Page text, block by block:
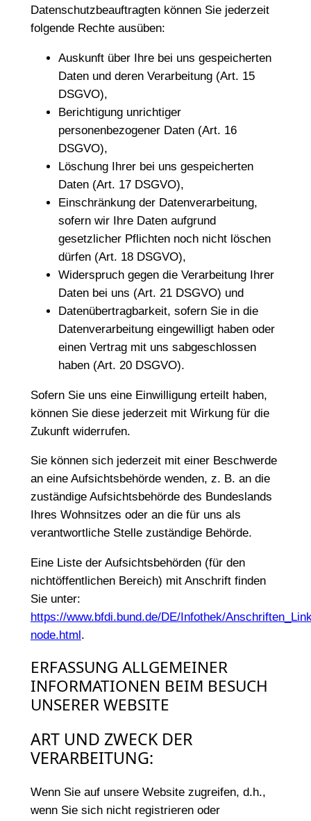
Datenschutzbeauftragten können Sie jederzeit
folgende Rechte ausüben:
Auskunft über Ihre bei uns gespeicherten
Daten und deren Verarbeitung (Art. 15
DSGVO),
Berichtigung unrichtiger
personenbezogener Daten (Art. 16
DSGVO),
Löschung Ihrer bei uns gespeicherten
Daten (Art. 17 DSGVO),
Einschränkung der Datenverarbeitung,
sofern wir Ihre Daten aufgrund
gesetzlicher Pflichten noch nicht löschen
dürfen (Art. 18 DSGVO),
Widerspruch gegen die Verarbeitung Ihrer
Daten bei uns (Art. 21 DSGVO) und
Datenübertragbarkeit, sofern Sie in die
Datenverarbeitung eingewilligt haben oder
einen Vertrag mit uns sabgeschlossen
haben (Art. 20 DSGVO).
Sofern Sie uns eine Einwilligung erteilt haben,
können Sie diese jederzeit mit Wirkung für die
Zukunft widerrufen.
Sie können sich jederzeit mit einer Beschwerde
an eine Aufsichtsbehörde wenden, z. B. an die
zuständige Aufsichtsbehörde des Bundeslands
Ihres Wohnsitzes oder an die für uns als
verantwortliche Stelle zuständige Behörde.
Eine Liste der Aufsichtsbehörden (für den
nichtöffentlichen Bereich) mit Anschrift finden
Sie unter:
https://www.bfdi.bund.de/DE/Infothek/
node.html .
ERFASSUNG ALLGEMEINER
INFORMATIONEN BEIM BESUCH
UNSERER WEBSITE
ART UND ZWECK DER
VERARBEITUNG:
Wenn Sie auf unsere Website zugreifen, d.h.,
wenn Sie sich nicht registrieren oder